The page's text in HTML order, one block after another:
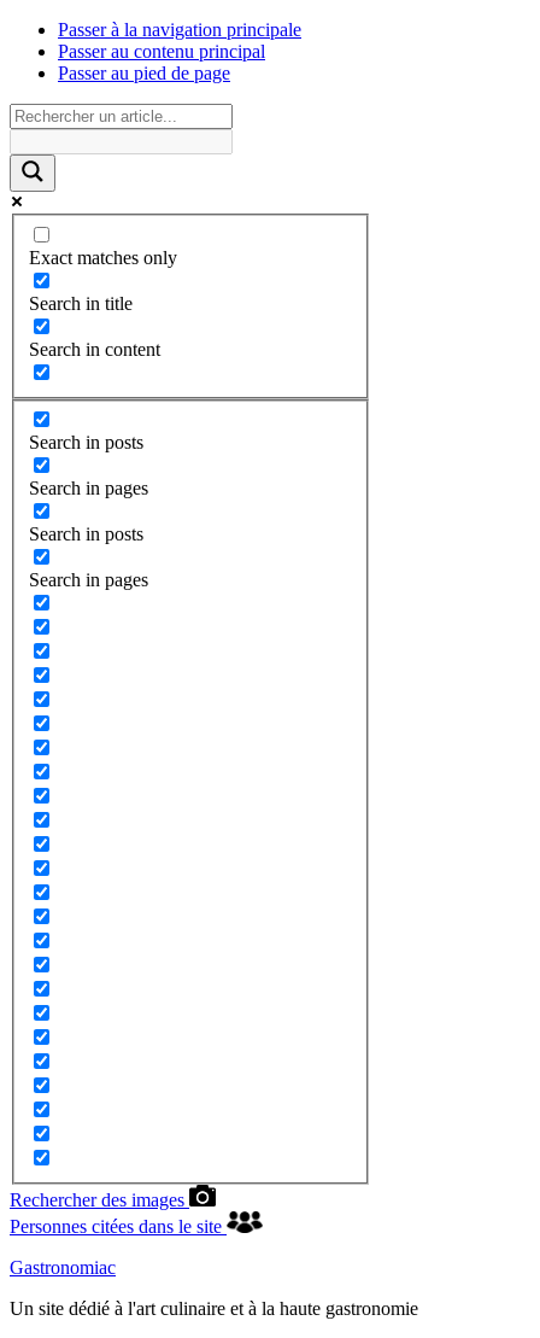
Passer à la navigation principale
Passer au contenu principal
Passer au pied de page
Exact matches only
Search in title
Search in content
Search in posts
Search in pages
Search in posts
Search in pages
Rechercher des images
Personnes citées dans le site
Gastronomiac
Un site dédié à l'art culinaire et à la haute gastronomie